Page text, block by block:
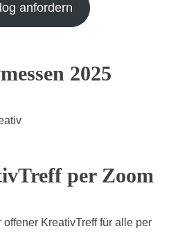
anfordern
2025
per Zoom
KreativTreff für alle per